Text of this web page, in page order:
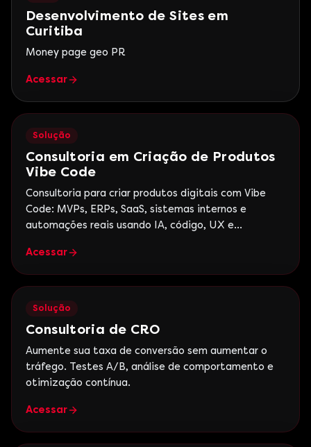
Desenvolvimento de Sites em
Curitiba
Money page geo PR
Acessar
Solução
Consultoria em Criação de Produtos
Vibe Code
Consultoria para criar produtos digitais com Vibe
Code: MVPs, ERPs, SaaS, sistemas internos e
automações reais usando IA, código, UX e
Acessar
Solução
Consultoria de CRO
Aumente sua taxa de conversão sem aumentar o
tráfego. Testes A/B, análise de comportamento e
otimização contínua.
Acessar